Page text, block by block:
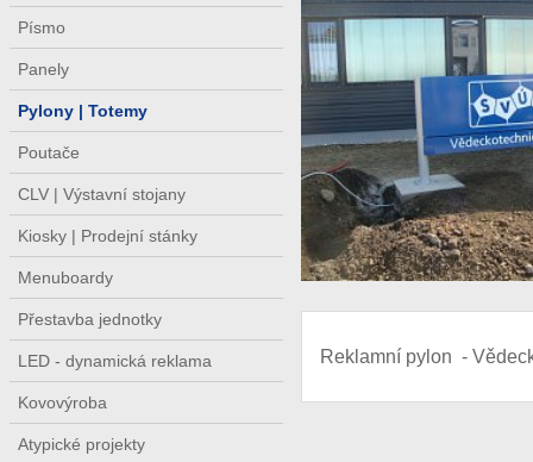
Písmo
Panely
Pylony | Totemy
Poutače
CLV | Výstavní stojany
Kiosky | Prodejní stánky
Menuboardy
Přestavba jednotky
LED - dynamická reklama
Kovovýroba
Atypické projekty
Reklamní pylon -